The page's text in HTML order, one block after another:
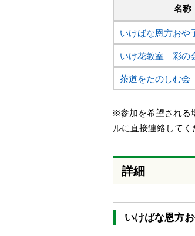
動
し
ま
す
名称
いけばな恩方おや
いけ花教室 彩の
茶道をたのしむ会
※参加を希望される
ルに直接連絡してく
詳細
いけばな恩方